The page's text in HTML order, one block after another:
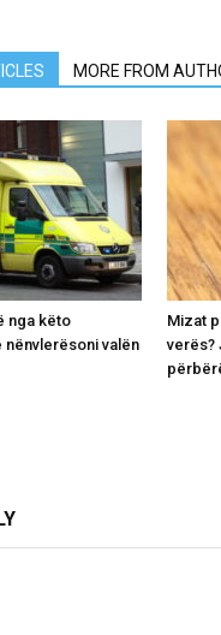
MORE FROM
nga këto
nënvlerësoni valën
Mizat
verës?